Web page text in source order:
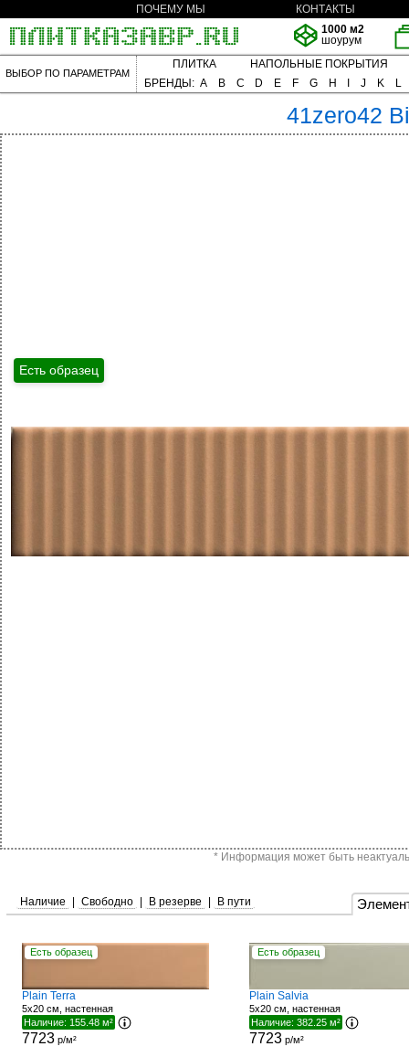
ПОЧЕМУ МЫ
КОНТАКТЫ
1000 м2
шоурум
ВЫБОР ПО ПАРАМЕТРАМ
ПЛИТКА
НАПОЛЬНЫЕ ПОКРЫТИЯ
БРЕНДЫ: A B C D E F G H J K L
41zero42
Есть образец
* Информация может быть
Наличие Свободно В резерве В пути
Есть образец
Plain Terra
5x20 см, настенная
Наличие: 155.48 м²
7723р/м²
Есть образец
Plain Salvia
5x20 см, настенная
Наличие: 382.25 м²
7723р/м²